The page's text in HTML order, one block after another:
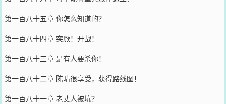
第一百八十五章 你怎么知道的？
第一百八十四章 突厥！开战！
第一百八十三章 是有人要杀你！
第一百八十二章 陈晴很享受，获得路线图！
第一百八十一章 老丈人被坑？